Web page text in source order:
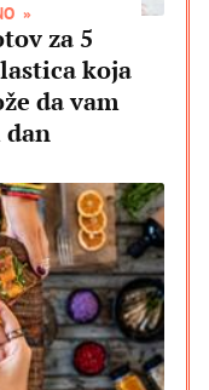
za 5
koja
da vam
dan